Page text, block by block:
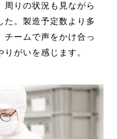
周りの状況も見ながら
た。製造予定数より多
チームで声をかけ合っ
がいを感じます。